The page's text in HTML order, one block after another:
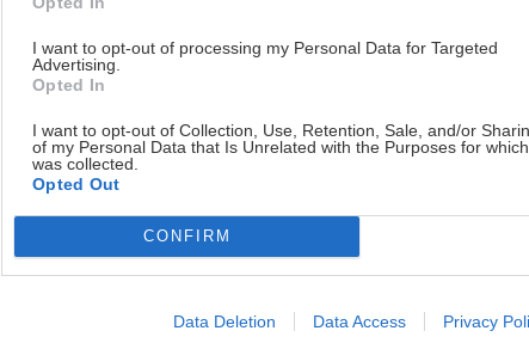
I want to opt-out of processing my Personal Data for Targeted
Advertising.
Opted In
I want to opt-out of Collection, Use, Retention, Sale, and/or
of my Personal Data that Is Unrelated with the Purposes for
was collected.
Opted Out
CONFIRM
Data Deletion Data Access Privacy
Αξιωματικών Αστυνομίας (Π.Ο.ΑΞΙ.Α.) παρευρέθηκαν ο
Γραμματέας Αθανασάτος Πέτρος, ο Α΄ Αντιπρόεδρος
Καρακούδης Στυλιανός και ο Αναπλ. Γεν.